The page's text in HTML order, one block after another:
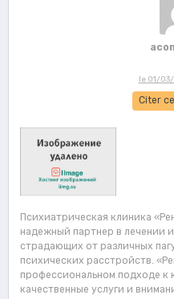
le 01/03/
Citer
Психиатрическая клиника
надежный партнер в лечении
страдающих от различных
психических расстройств.
профессиональном подходе к
качественные услуги и